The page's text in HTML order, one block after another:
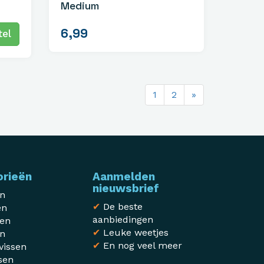
Medium
6,99
1 2 »
Aanmelden
nieuwsbrief
✔ De beste
aanbiedingen
✔ Leuke weetjes
✔ En nog veel meer